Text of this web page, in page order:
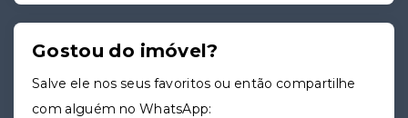
Gostou do imóvel?
Salve ele nos seus favoritos ou então compartilhe
com alguém no WhatsApp: